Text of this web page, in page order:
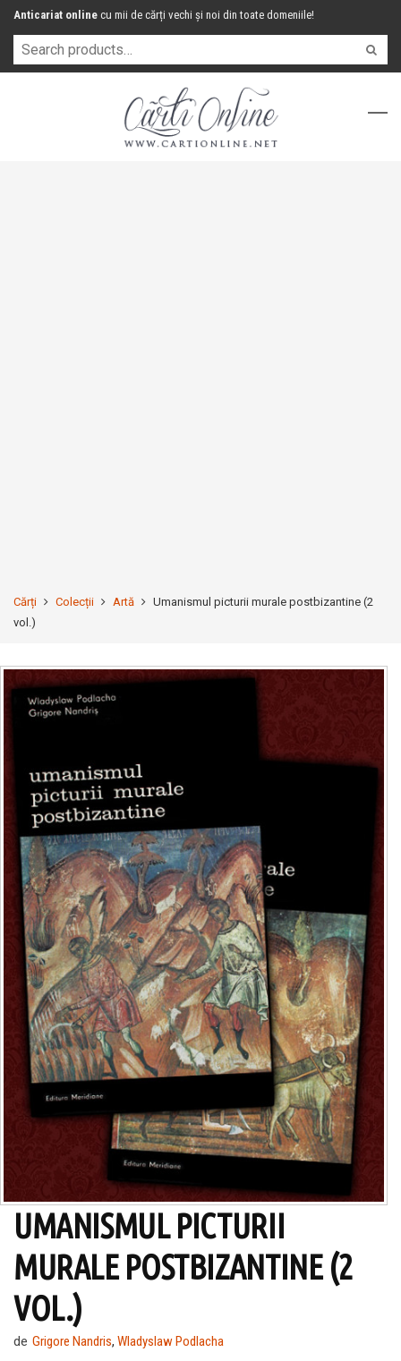
Anticariat online cu mii de cărți vechi și noi din toate domeniile!
Cărți Colecții Artă
Umanismul picturii murale postbizantine (2
vol.)
UMANISMUL PICTURII
MURALE POSTBIZANTINE (2
VOL.)
de Grigore Nandris, Wladyslaw Podlacha